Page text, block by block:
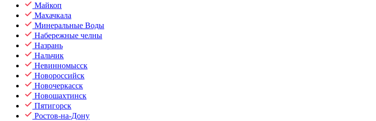
Майкоп
Махачкала
Минеральные Воды
Набережные челны
Назрань
Нальчик
Невинномысск
Новороссийск
Новочеркасск
Новошахтинск
Пятигорск
Ростов-на-Дону